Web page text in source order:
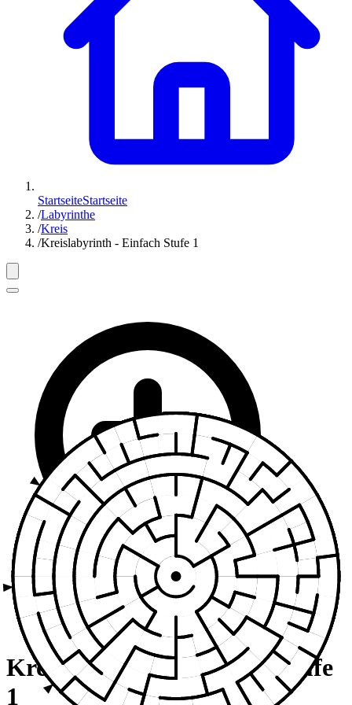
StartseiteStartseite
/Labyrinthe
/Kreis
/Kreislabyrinth - Einfach Stufe 1
Kreislabyrinth - Einfach Stufe
1